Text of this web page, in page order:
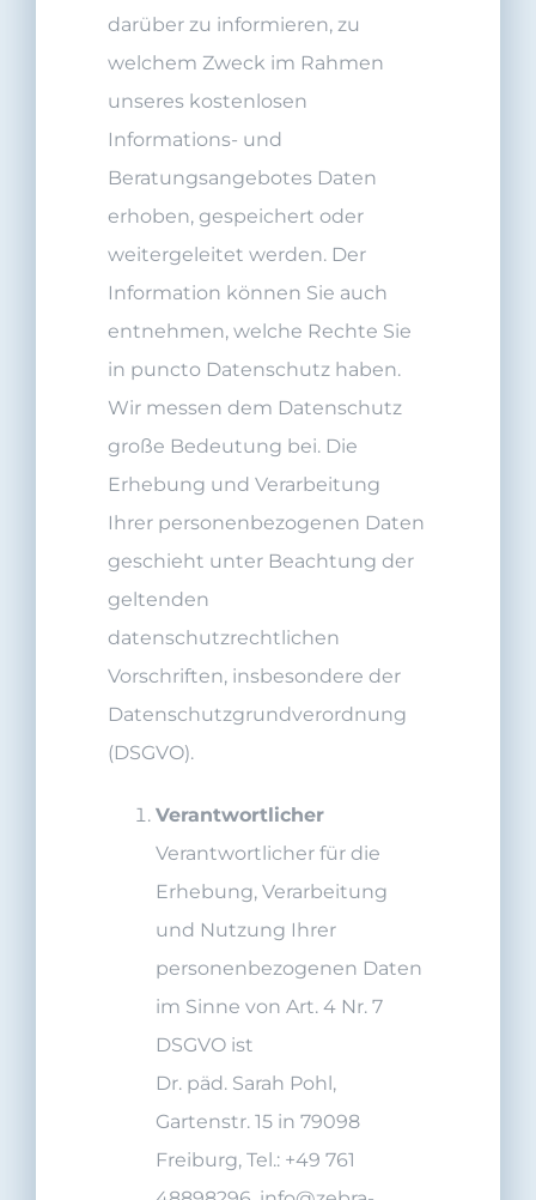
darüber zu informieren, zu
welchem Zweck im Rahmen
unseres kostenlosen
Informations- und
Beratungsangebotes Daten
erhoben, gespeichert oder
weitergeleitet werden. Der
Information können Sie auch
entnehmen, welche Rechte Sie
in puncto Datenschutz haben.
Wir messen dem Datenschutz
große Bedeutung bei. Die
Erhebung und Verarbeitung
Ihrer personenbezogenen Daten
geschieht unter Beachtung der
geltenden
datenschutzrechtlichen
Vorschriften, insbesondere der
Datenschutzgrundverordnung
(DSGVO).
Verantwortlicher
Verantwortlicher für die
Erhebung, Verarbeitung
und Nutzung Ihrer
personenbezogenen Daten
im Sinne von Art. 4 Nr. 7
DSGVO ist
Dr. päd. Sarah Pohl,
Gartenstr. 15 in 79098
Freiburg, Tel.: +49 761